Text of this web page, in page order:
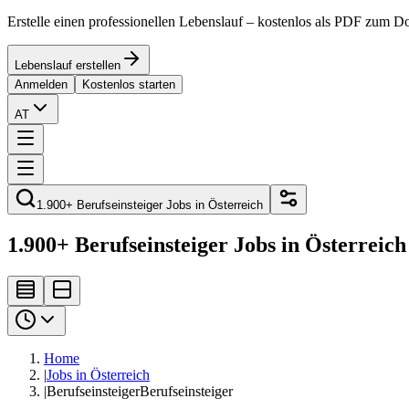
Erstelle einen professionellen Lebenslauf – kostenlos als PDF zum
Lebenslauf erstellen
Anmelden
Kostenlos starten
AT
1.900+ Berufseinsteiger Jobs in Österreich
1.900+ Berufseinsteiger Jobs in Österreich
Home
|Jobs in Österreich
|BerufseinsteigerBerufseinsteiger